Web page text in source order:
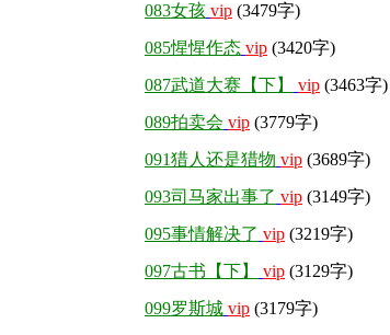
083女孩 vip (3479字)
085惺惺作态 vip (3420字)
087武道大赛【下】 vip (3463字)
089拍卖会 vip (3779字)
091猎人还是猎物 vip (3689字)
093司马家出事了 vip (3149字)
095事情解决了 vip (3219字)
097古书【下】 vip (3129字)
099罗斯城 vip (3179字)